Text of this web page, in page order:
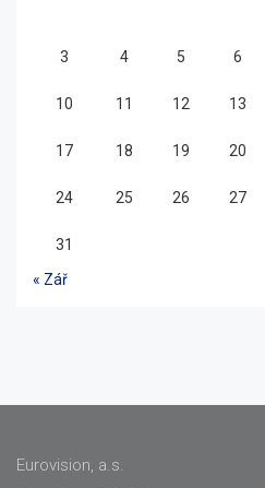
3 4 5 6
10 11 12 13
17 18 19 20
24 25 26 27
31
« Zář
Eurovision, a.s.